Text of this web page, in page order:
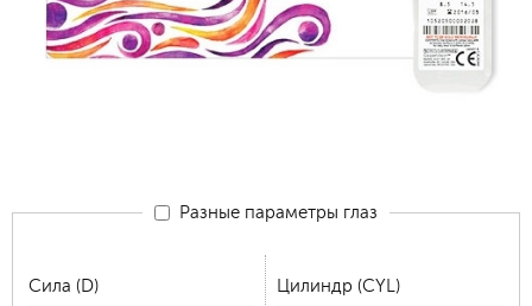
Разные параметры глаз
Сила (D) Цилиндр (CYL)